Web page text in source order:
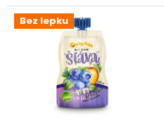
Bez lepku